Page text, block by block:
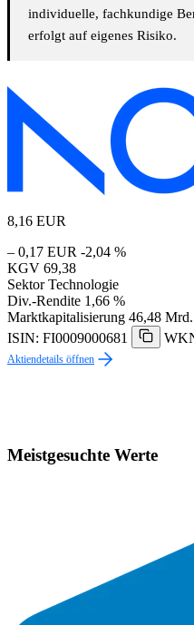
individuelle, fachkundige
erfolgt auf eigenes Risiko.
8,16 EUR
– 0,17 EUR -2,04 %
KGV 69,38
Sektor Technologie
Div.-Rendite 1,66 %
Marktkapitalisierung 46,48
ISIN: FI0009000681
Aktiendetails öffnen
Meistgesuchte Werte